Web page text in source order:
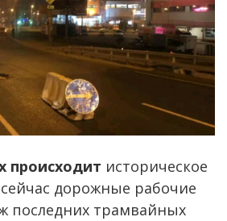
происходит историческое
дорожные рабочие
последних трамвайных